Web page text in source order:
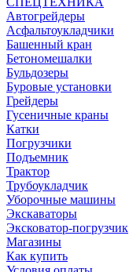
Автогрейдеры
Асфальтоукладчики
Башенный кран
Бетономешалки
Бульдозеры
Буровые установки
Грейдеры
Гусеничные краны
Катки
Погрузчики
Подъемник
Трактор
Трубоукладчик
Уборочные машины
Экскаваторы
Эксковатор-погрузчик
Магазины
Как купить